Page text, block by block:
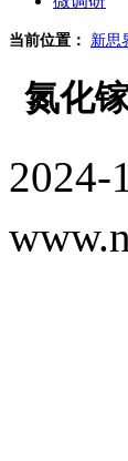
当前位置： 新思
氮化